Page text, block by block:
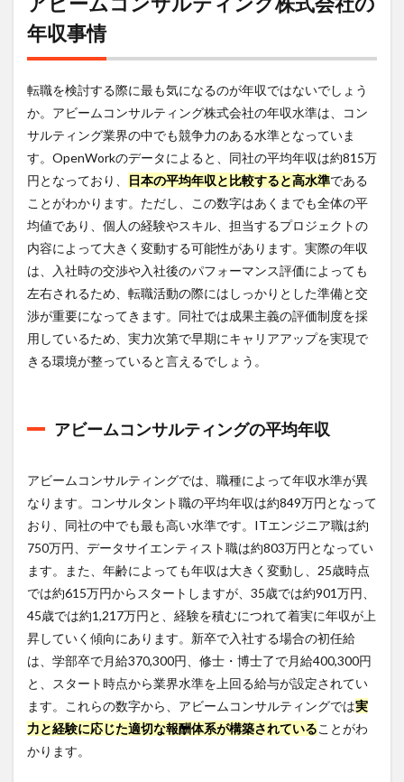
4.1
活動
の流
れ
4.2
難易
度を
る要
因
5
激務
度と
ーム
コン
サル
ティ
のワ
フバ
ラン
は？
激務
の実
態
5.2
ワー
クラ
イフ
バラ
ンス
上策
年収事情
転職を検討する際に最も気になるのが年収ではないでしょう
か。アビームコンサルティング株式会社の年収水準は、コン
サルティング業界の中でも競争力のある水準となっていま
す。OpenWorkのデータによると、同社の平均年収は約815万
円となっており、
日本の平均年収と比較すると高水準である
ことがわかります。ただし、この数字はあくまでも全体の平
均値であり、個人の経験やスキル、担当するプロジェクトの
内容によって大きく変動する可能性があります。実際の年収
は、入社時の交渉や入社後のパフォーマンス評価によっても
左右されるため、転職活動の際にはしっかりとした準備と交
渉が重要になってきます。同社では成果主義の評価制度を採
用しているため、実力次第で早期にキャリアアップを実現で
きる環境が整っていると言えるでしょう。
アビームコンサルティングの平均年収
アビームコンサルティングでは、職種によって年収水準が異
なります。コンサルタント職の平均年収は約849万円となって
おり、同社の中でも最も高い水準です。ITエンジニア職は約
750万円、データサイエンティスト職は約803万円となってい
ます。また、年齢によっても年収は大きく変動し、25歳時点
では約615万円からスタートしますが、35歳では約901万円、
45歳では約1,217万円と、経験を積むにつれて着実に年収が上
昇していく傾向にあります。新卒で入社する場合の初任給
は、学部卒で月給370,300円、修士・博士了で月給400,300円
と、スタート時点から業界水準を上回る給与が設定されてい
ます。これらの数字から、アビームコンサルティングでは実
力と経験に応じた適切な報酬体系が構築されていることがわ
かります。